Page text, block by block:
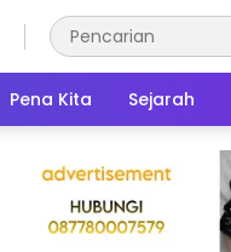
Pena Kita Sejarah